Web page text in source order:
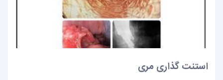
استنت گذاری مری